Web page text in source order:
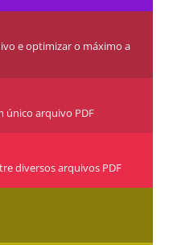
e optimizar o máximo a
único arquivo PDF
diversos arquivos PDF